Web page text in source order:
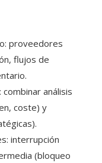
proveedores
flujos de
análisis
coste) y
interrupción
(bloqueo